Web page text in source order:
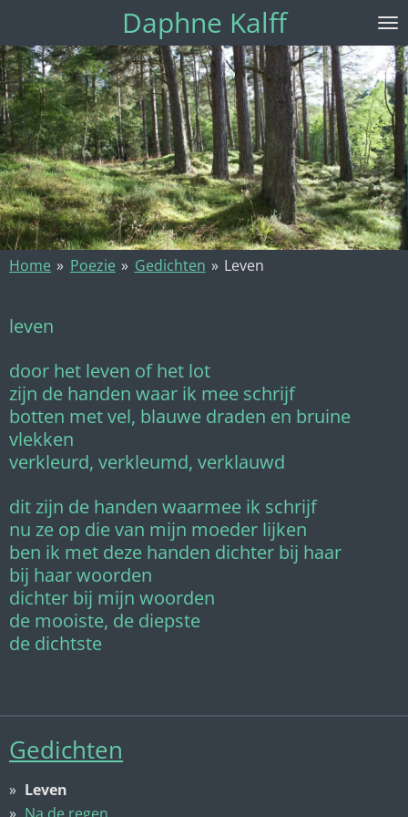
naar
de
hoofdinhoud
Daphne Kalff
Home » Poezie » Gedichten » Leven
leven
door het leven of het lot
zijn de handen waar ik mee schrijf
botten met vel, blauwe draden en bruine
vlekken
verkleurd, verkleumd, verklauwd
dit zijn de handen waarmee ik schrijf
nu ze op die van mijn moeder lijken
ben ik met deze handen dichter bij haar
bij haar woorden
dichter bij mijn woorden
de mooiste, de diepste
de dichtste
Gedichten
Leven
Na de regen